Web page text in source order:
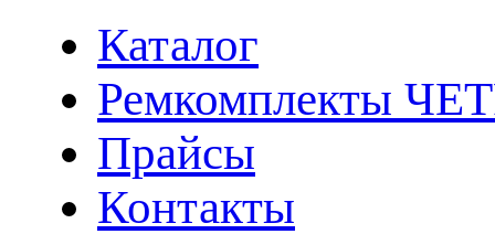
Каталог
Ремкомплекты
Прайсы
Контакты